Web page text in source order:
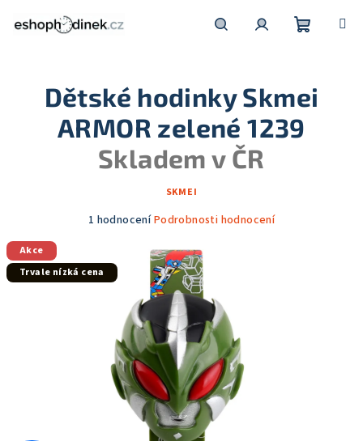
košík
Dětské hodinky Skmei
ARMOR zelené 1239
Skladem v ČR
SKMEI
Průměrné
je
5,0
hvězdiček.
1 hodnoceníPodrobnosti hodnocení
Akce
Trvale nízká cena